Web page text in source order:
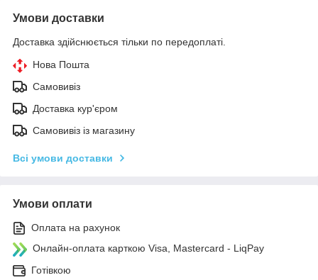
Умови доставки
Доставка здійснюється тільки по передоплаті.
Нова Пошта
Самовивіз
Доставка кур'єром
Самовивіз із магазину
Всі умови доставки
Умови оплати
Оплата на рахунок
Онлайн-оплата карткою Visa, Mastercard - LiqPay
Готівкою